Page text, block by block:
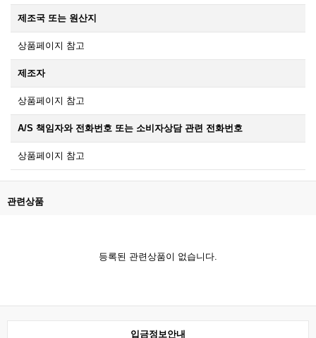
제조국 또는 원산지
상품페이지 참고
제조자
상품페이지 참고
A/S 책임자와 전화번호 또는 소비자상담 관련 전화번호
상품페이지 참고
관련상품
등록된 관련상품이 없습니다.
입금정보안내